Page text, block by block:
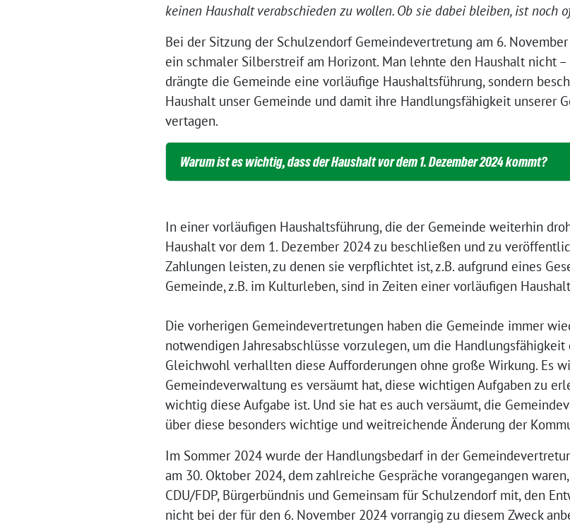
keinen Haushalt verabschieden zu wollen. Ob sie dabei bleiben, ist noch
Bei der Sitzung der Schulzendorf Gemeindevertretung am 6.
ein schmaler Silberstreif am Horizont. Man lehnte den Haushalt nicht
drängte die Gemeinde eine vorläufige Haushaltsführung, sondern
Haushalt unser Gemeinde und damit ihre Handlungsfähigkeit unserer
vertagen.
Warum ist es wichtig, dass der Haushalt vor dem 1. Dezember 2024 kommt?
In einer vorläufigen Haushaltsführung, die der Gemeinde weiterhin
Haushalt vor dem 1. Dezember 2024 zu beschließen und zu
Zahlungen leisten, zu denen sie verpflichtet ist, z.B. aufgrund eines
Gemeinde, z.B. im Kulturleben, sind in Zeiten einer vorläufigen
Die vorherigen Gemeindevertretungen haben die Gemeinde immer
notwendigen Jahresabschlüsse vorzulegen, um die
Gleichwohl verhallten diese Aufforderungen ohne große Wirkung. Es
Gemeindeverwaltung es versäumt hat, diese wichtigen Aufgaben zu
wichtig diese Aufgabe ist. Und sie hat es auch versäumt, die
über diese besonders wichtige und weitreichende Änderung der
Im Sommer 2024 wurde der Handlungsbedarf in der
am 30. Oktober 2024, dem zahlreiche Gespräche vorangegangen
CDU/FDP, Bürgerbündnis und Gemeinsam für Schulzendorf mit, den
nicht bei der für den 6. November 2024 vorrangig zu diesem Zweck